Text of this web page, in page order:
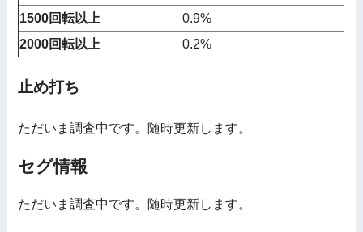
1500回転以上
0.9%
2000回転以上
0.2%
止め打ち
ただいま調査中です。随時更新します。
セグ情報
ただいま調査中です。随時更新します。